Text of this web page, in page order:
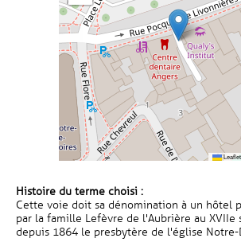
Leaflet
Histoire du terme choisi :
Cette voie doit sa dénomination à un hôtel
par la famille Lefèvre de l'Aubrière au XVIIe
depuis 1864 le presbytère de l'église Notre-